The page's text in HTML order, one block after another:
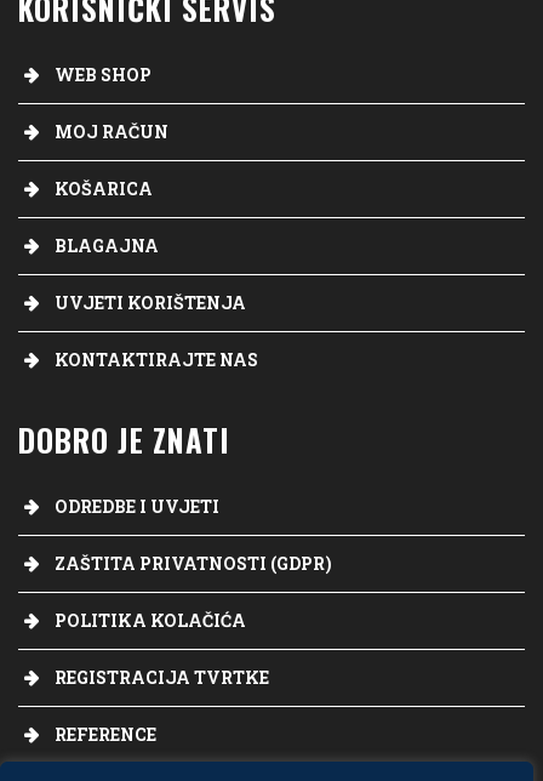
WEB SHOP
MOJ RAČUN
KOŠARICA
BLAGAJNA
UVJETI KORIŠTENJA
KONTAKTIRAJTE NAS
DOBRO JE ZNATI
ODREDBE I UVJETI
ZAŠTITA PRIVATNOSTI (GDPR)
POLITIKA KOLAČIĆA
REGISTRACIJA TVRTKE
REFERENCE